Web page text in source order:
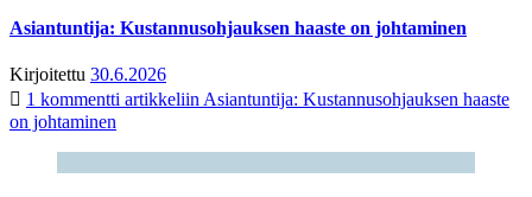
Asiantuntija: Kustannusohjauksen haaste on johtaminen
Kirjoitettu 30.6.2026
1 kommentti artikkeliin Asiantuntija: Kustannusohjauksen haaste
on johtaminen